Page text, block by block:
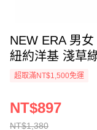
NEW ERA 男
紐約洋基 淺草
超取滿NT$1,500免運
NT$1,380
NT$897